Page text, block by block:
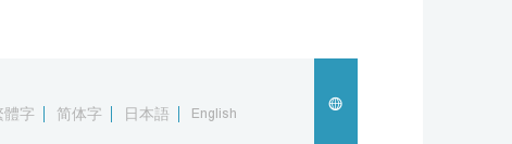
English
日本語
简体字
體字